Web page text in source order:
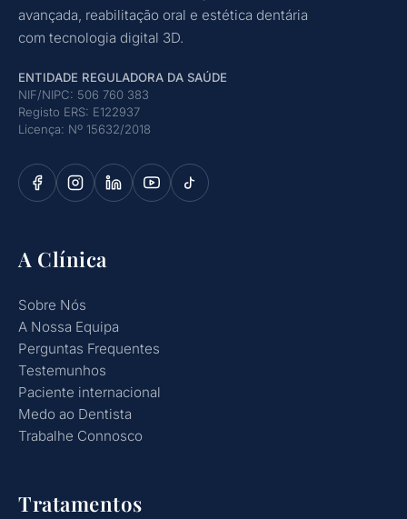
avançada, reabilitação oral e estética dentária
com tecnologia digital 3D.
ENTIDADE REGULADORA DA SAÚDE
NIF/NIPC: 506 760 383
Registo ERS: E122937
Licença: Nº 15632/2018
A Clínica
Sobre Nós
A Nossa Equipa
Perguntas Frequentes
Testemunhos
Paciente internacional
Medo ao Dentista
Trabalhe Connosco
Tratamentos